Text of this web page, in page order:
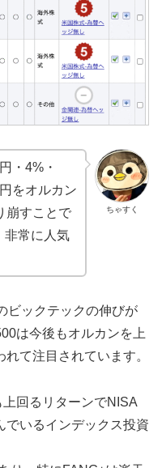
ちゃすく
・4%・
をオルカン
崩すことで
非常に人気
ビックテックの伸びが
は今後もオルカンを上
て注目されています。
回るリターンでNISA
でいるインデックス投資